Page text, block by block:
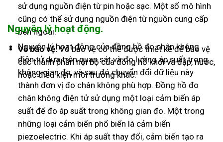
sử dụng nguồn điện từ pin hoặc sạc. Một số mô hình
cũng có thể sử dụng nguồn điện từ nguồn cung cấp
bên ngoài.
Vỏ bảo vệ:Vỏ bảo vệ có thể được thiết kế để bảo vệ
các thành phần nội bộ của đồng hồ khỏi va đập, nước,
hoặc điều kiện môi trường khác.
Nguyên lý hoạt động.
Nguyên lý hoạt động của đồng hồ đo chân không
điện tử dựa trên quan sát và đo lường áp suất trong
không gian đo, và sau đó chuyển đổi dữ liệu này
thành đơn vị đo chân không phù hợp. Đồng hồ đo
chân không điện tử sử dụng một loại cảm biến áp
suất để đo áp suất trong không gian đo. Một trong
những loại cảm biến phổ biến là cảm biến
piezoelectric. Khi áp suất thay đổi, cảm biến tạo ra